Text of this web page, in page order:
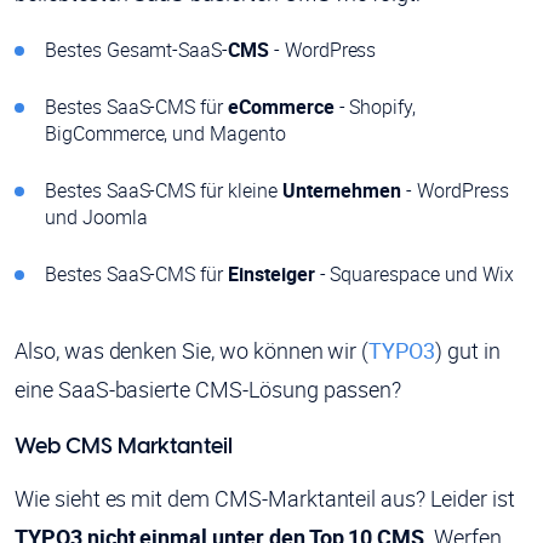
Bestes Gesamt-SaaS-CMS- WordPress
Bestes SaaS-CMS füreCommerce- Shopify,
BigCommerce, und Magento
Bestes SaaS-CMS für kleineUnternehmen- WordPress
und Joomla
Bestes SaaS-CMS fürEinsteiger- Squarespace und Wix
Also, was denken Sie, wo können wir (TYPO3) gut in
eine SaaS-basierte CMS-Lösung passen?
Web CMS Marktanteil
Wie sieht es mit dem CMS-Marktanteil aus? Leider ist
TYPO3 nicht einmal unter den Top 10 CMS . Werfen